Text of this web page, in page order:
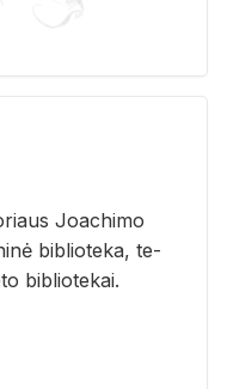
Jo­a­chi­mo
bi­b­lio­te­ka, te­
bi­b­lio­te­kai.